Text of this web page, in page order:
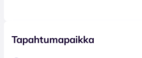
Tapahtumapaikka